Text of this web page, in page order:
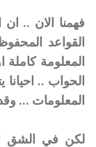
فهمنا الان ..
القواعد
المعلومة كاملة
الحواب ..
المعلومات ...
لكن في الشق